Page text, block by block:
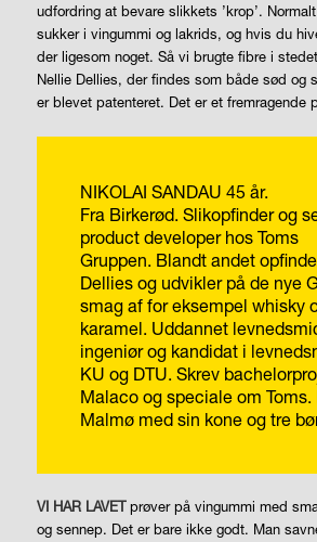
udfordring at bevare slikkets ’krop’.
sukker i vingummi og lakrids, og hvis du
der ligesom noget. Så vi brugte fibre i
Nellie Dellies, der findes som både sød og
er blevet patenteret. Det er et fremragende
NIKOLAI SANDAU 45 år.
Fra Birkerød. Slikopfinder og
product developer hos Toms
Gruppen. Blandt andet
Dellies og udvikler på de nye
smag af for eksempel whisky
karamel. Uddannet
ingeniør og kandidat i
KU og DTU. Skrev
Malaco og speciale om Toms.
Malmø med sin kone og tre
VI HAR LAVETprøver på vingummi med
og sennep. Det er bare ikke godt. Man